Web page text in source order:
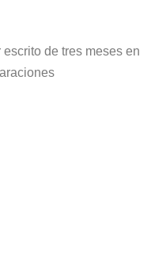
de tres meses en